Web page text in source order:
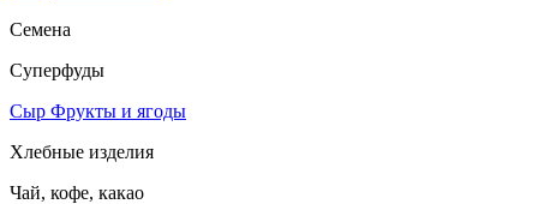
Семена
Суперфуды
Сыр Фрукты и ягоды
Хлебные изделия
Чай, кофе, какао